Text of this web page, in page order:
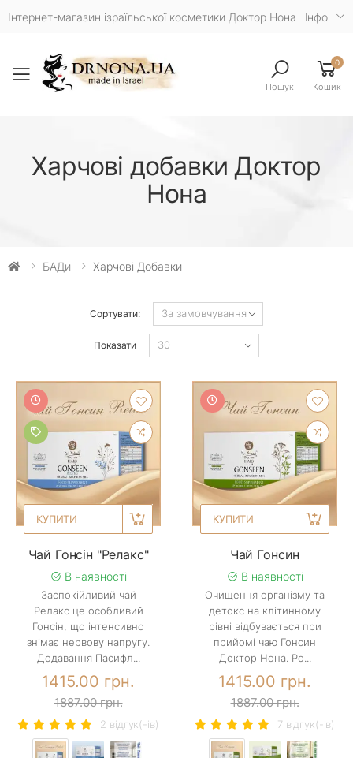
Інтернет-магазин ізраїльської косметики Доктор Нона Iнфо
Toggle mobile menu Пошук
0
Кошик
Харчові добавки Доктор
Нона
БАДи Харчові Добавки
Сортувати:
Показати
КУПИТИ
Чай Гонсін "Релакс"
В наявності
Заспокійливий чай
Релакс це особливий
Гонсін, що інтенсивно
знімає нервову напругу.
Додавання Пасифл...
1415.00 грн.
1887.00 грн.
2 вiдгук(-iв)
КУПИТИ
Чай Гонсин
В наявності
Очищення організму та
детокс на клітинному
рівні відбувається при
прийомі чаю Гонсин
Доктор Нона. Ро...
1415.00 грн.
1887.00 грн.
7 вiдгук(-iв)